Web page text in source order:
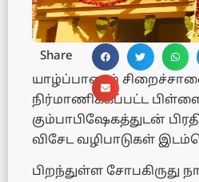
Share
யாழ்ப்பாணம்
நிர்மாணிக்கப்பட்ட
கும்பாபிஷேகத்துடன்
விசேட வழிபாடுகள்
பிறந்துள்ள சோபகிருது